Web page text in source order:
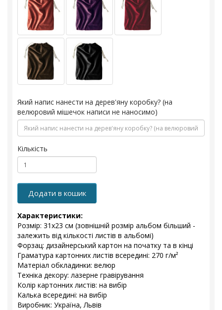
Який напис нанести на дерев'яну коробку? (на
велюровий мішечок написи не наносимо)
Кількість
Додати в кошик
Характеристики:
Розмір: 31x23 см (зовнішній розмір альбом більший -
залежить від кількості листів в альбомі)
Форзац: дизайнерський картон на початку та в кінці
Граматура картонних листів всередині: 270 г/м²
Матеріал обкладинки: велюр
Техніка декору: лазерне гравірування
Колір картонних листів: на вибір
Калька всередині: на вибір
Виробник: Україна, Львів